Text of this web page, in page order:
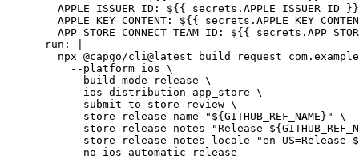
APPLE_ISSUER_ID : ${{ secrets.APPLE_ISSUER_ID }}
APPLE_KEY_CONTENT : ${{
APP_STORE_CONNECT_TEAM_ID : ${{
run :
npx @capgo/cli@latest build request
--platform ios \
--build-mode release \
--ios-distribution app_store \
--submit-to-store-review \
--store-release-name "${GITHUB_REF_NAME}" \
--store-release-notes "Release
--store-release-notes-locale "en-US=Release
--no-ios-automatic-release